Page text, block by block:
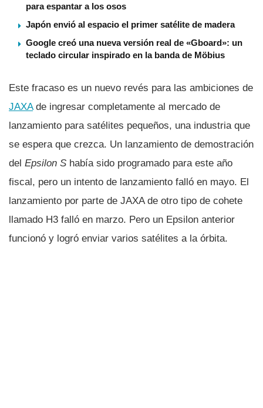
para espantar a los osos
Japón envió al espacio el primer satélite de madera
Google creó una nueva versión real de «Gboard»: un
teclado circular inspirado en la banda de Möbius
Este fracaso es un nuevo revés para las ambiciones de
JAXAde ingresar completamente al mercado de
lanzamiento para satélites pequeños, una industria que
se espera que crezca. Un lanzamiento de demostración
del Epsilon S había sido programado para este año
fiscal, pero un intento de lanzamiento falló en mayo. El
lanzamiento por parte de JAXA de otro tipo de cohete
llamado H3 falló en marzo. Pero un Epsilon anterior
funcionó y logró enviar varios satélites a la órbita.